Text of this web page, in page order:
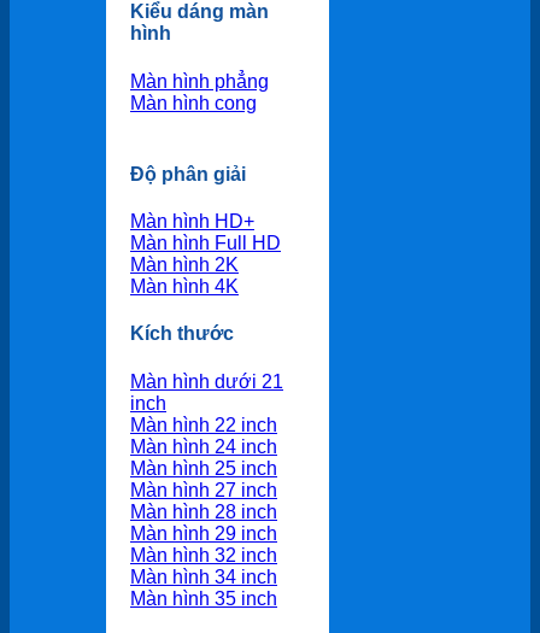
Kiểu dáng màn
hình
Màn hình phẳng
Màn hình cong
Độ phân giải
Màn hình HD+
Màn hình Full HD
Màn hình 2K
Màn hình 4K
Kích thước
Màn hình dưới 21
inch
Màn hình 22 inch
Màn hình 24 inch
Màn hình 25 inch
Màn hình 27 inch
Màn hình 28 inch
Màn hình 29 inch
Màn hình 32 inch
Màn hình 34 inch
Màn hình 35 inch